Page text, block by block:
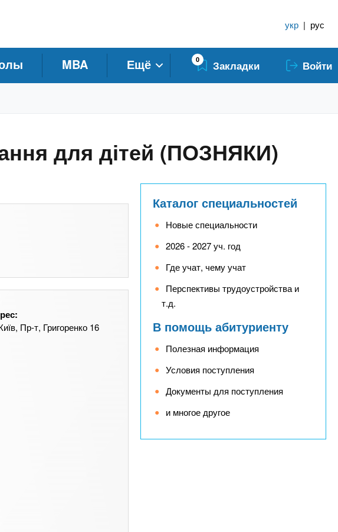
укр | рус
MBA Ещё 0 Закладки Войти
для дітей (ПОЗНЯКИ)
Пр-т, Григоренко 16
Каталог специальностей
Новые специальности
2026 - 2027 уч. год
Где учат, чему учат
Перспективы трудоустройства и
т.д.
В помощь абитуриенту
Полезная информация
Условия поступления
Документы для поступления
и многое другое